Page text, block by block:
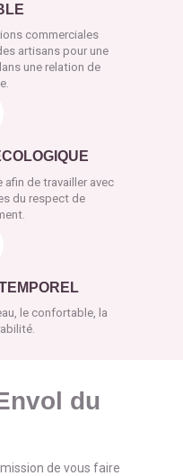
commerciales
artisans pour une
une relation de
de travailler avec
du respect de
le confortable, la
du
de vous faire